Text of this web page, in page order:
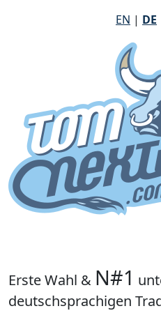
EN | DE
Erste Wahl & N#1
deutschsprachigen